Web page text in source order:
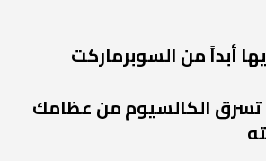
أبداً من السوبرماركت
تسرق الكالسيوم من عظامك